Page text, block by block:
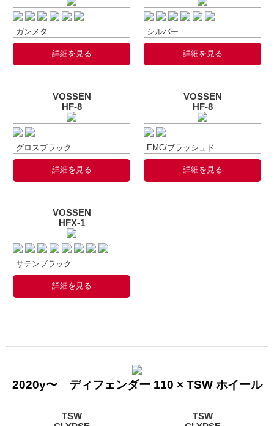
ガンメタ
詳細を見る
シルバー
詳細を見る
VOSSEN
HF-8
グロスブラック
詳細を見る
VOSSEN
HF-8
EMC/ブラッシュド
詳細を見る
VOSSEN
HFX-1
サテンブラック
詳細を見る
2020y〜 ディフェンダー 110 × TSW ホイール
TSW
TSW